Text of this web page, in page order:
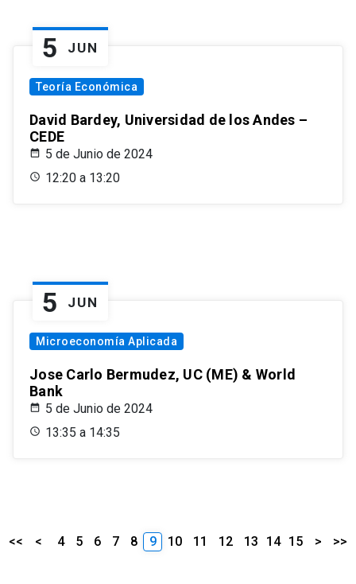
5 JUN
Teoría Económica
David Bardey, Universidad de los Andes –
CEDE
5 de Junio de 2024
12:20 a 13:20
5 JUN
Microeconomía Aplicada
Jose Carlo Bermudez, UC (ME) & World
Bank
5 de Junio de 2024
13:35 a 14:35
<< < 4 5 6 7 8 9 10 11 12 13 14 15 > >>